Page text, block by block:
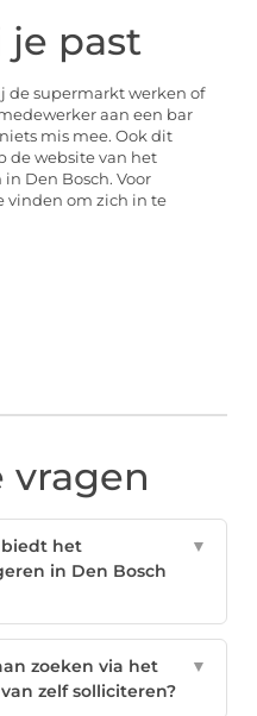
je past
de supermarkt werken of
aan een bar
mis mee. Ook dit
de website van het
Den Bosch. Voor
vinden om zich in te
vragen
het
in Den Bosch
▼
zoeken via het
zelf solliciteren?
▼